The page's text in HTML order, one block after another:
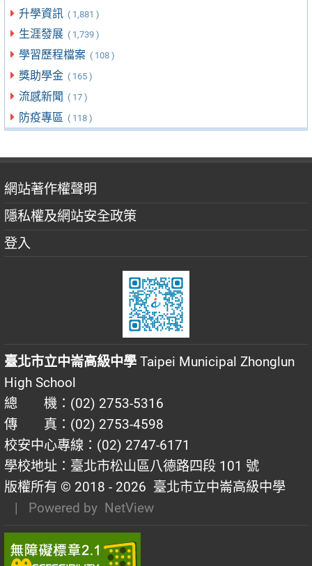
升學資訊 ( 1,881 )
生涯發展 ( 1,739 )
學習歷程檔案 ( 108 )
獎助學金 ( 165 )
流感新聞 ( 17 )
防疫專區 ( 118 )
網站著作權聲明
隱私權及網站安全政策
登入
臺北市立中崙高級中學 Taipei Municipal Zhonglun
High School
總 機：(02) 2753-5316
傳 真：(02) 2753-4598
校安中心專線：(02) 2747-6171
學校地址：臺北市松山區八德路四段 101 號
版權所有 © 2018 - 2026 臺北市立中崙高級中學
| Powered by NetView